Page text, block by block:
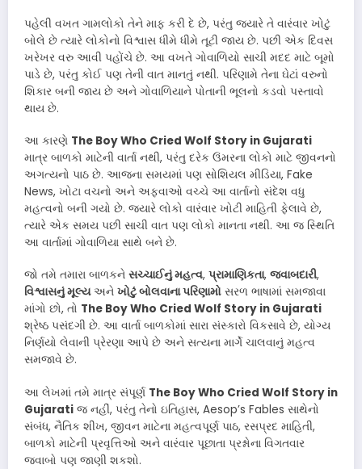
પહેલી વખત ગામલોકો તેને માફ કરી દે છે, પરંતુ જ્યારે તે વારંવાર ખોટું
બોલે છે ત્યારે લોકોનો વિશ્વાસ ધીમે ધીમે તૂટી જાય છે. પછી એક દિવસ
ખરેખર વરુ આવી પહોંચે છે. આ વખતે ગોવાળિયો સાચી મદદ માટે બૂમો
પાડે છે, પરંતુ કોઈ પણ તેની વાત માનતું નથી. પરિણામે તેના ઘેટાં વરુનો
શિકાર બની જાય છે અને ગોવાળિયાને પોતાની ભૂલનો કડવો પસ્તાવો
થાય છે.
આ કારણે The Boy Who Cried Wolf Story in Gujarati
માત્ર બાળકો માટેની વાર્તા નથી, પરંતુ દરેક ઉંમરના લોકો માટે જીવનનો
અગત્યનો પાઠ છે. આજના સમયમાં પણ સોશિયલ મીડિયા, Fake
News, ખોટા વચનો અને અફવાઓ વચ્ચે આ વાર્તાનો સંદેશ વધુ
મહત્વનો બની ગયો છે. જ્યારે લોકો વારંવાર ખોટી માહિતી ફેલાવે છે,
ત્યારે એક સમય પછી સાચી વાત પણ લોકો માનતા નથી. આ જ સ્થિતિ
આ વાર્તામાં ગોવાળિયા સાથે બને છે.
જો તમે તમારા બાળકને સચ્ચાઈનું મહત્વ, પ્રામાણિકતા, જવાબદારી,
વિશ્વાસનું મૂલ્યઅને ખોટું બોલવાના પરિણામો સરળ ભાષામાં સમજાવા
માંગો છો, તો The Boy Who Cried Wolf Story in Gujarati
શ્રેષ્ઠ પસંદગી છે. આ વાર્તા બાળકોમાં સારા સંસ્કારો વિકસાવે છે, યોગ્ય
નિર્ણયો લેવાની પ્રેરણા આપે છે અને સત્યના માર્ગે ચાલવાનું મહત્વ
સમજાવે છે.
આ લેખમાં તમે માત્ર સંપૂર્ણ The Boy Who Cried Wolf Story in
Gujarati જ નહીં, પરંતુ તેનો ઇતિહાસ, Aesop’s Fables સાથેનો
સંબંધ, નૈતિક શીખ, જીવન માટેના મહત્વપૂર્ણ પાઠ, રસપ્રદ માહિતી,
બાળકો માટેની પ્રવૃત્તિઓ અને વારંવાર પૂછાતા પ્રશ્નોના વિગતવાર
જવાબો પણ જાણી શકશો.